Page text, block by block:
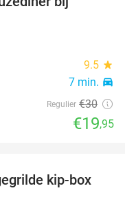
9.5 star
7 min. directions_car
Regulier €30
€19,95
37%
kip-box